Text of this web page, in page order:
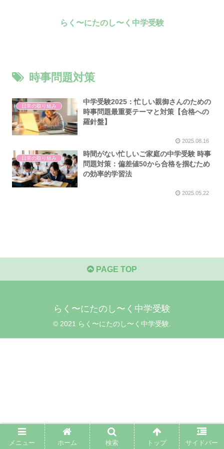
らく〜にたのし〜く中学受験
時事問題対策
日常の取り組み
中学受験2025：忙しい親御さんのための
時事問題最重要テーマと対策【合格への
羅針盤】
2025.08.16
日常の取り組み
時間がない忙しいご家庭の中学受験 時事
問題対策：偏差値50から合格を掴むため
の効率的学習法
2025.05.22
PAGE TOP
らく〜にたのし〜く中学受験
© 2021 らく〜にたのし〜く中学受験.
メニュー ホーム 検索 トップ サイドバー